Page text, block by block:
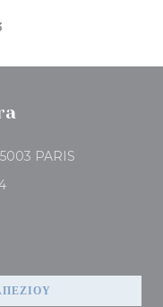
PARIS((ανοίγει σε νέο